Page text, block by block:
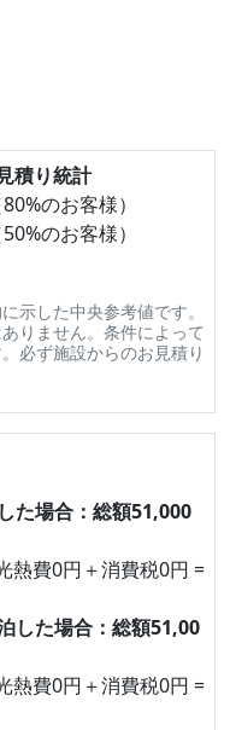
積り統計
のお客様）
のお客様）
示した中央参考値です。
りません。条件によって
必ず施設からのお見積り
た場合：総額51,000
熱費0円＋消費税0円 =
した場合：総額51,00
熱費0円＋消費税0円 =